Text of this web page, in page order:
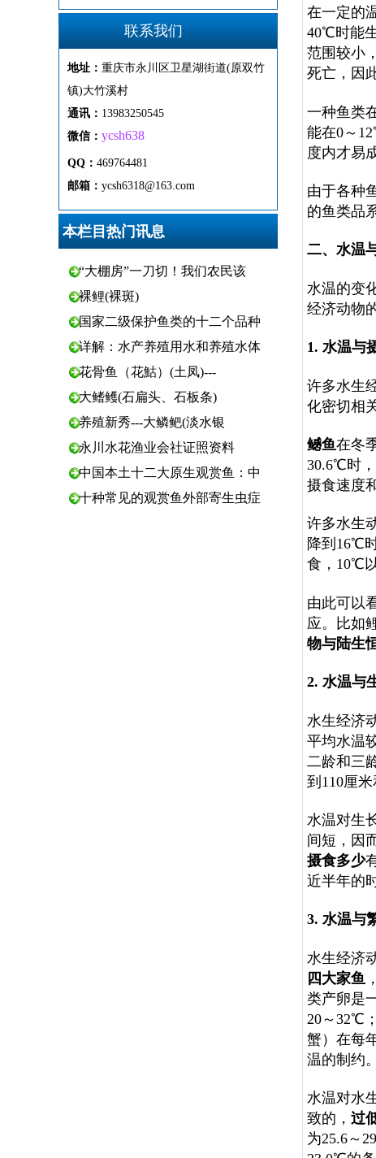
联系我们
地址： 重庆市永 川区卫星湖街道(原双竹
镇)大竹溪村
通讯 ： 13983250545
微信： ycsh638
QQ： 469764481
邮箱： ycsh6318@163.com
本栏目热门讯息
“大棚房”一刀切！我们农民该
裸鲤(裸斑)
国家二级保护鱼类的十二个品种
详解：水产养殖用水和养殖水体
花骨鱼（花鮕）(土凤)---
大鳍鳠(石扁头、石板条)
养殖新秀---大鳞鲃(淡水银
永川水花渔业会社证照资料
中国本土十二大原生观赏鱼：中
十种常见的观赏鱼外部寄生虫症
在一定的
40℃时能
范围较小
死亡，因
一种鱼类
能在0～
度内才易
由于各种
的鱼类品
二、水温
水温的变
经济动物
1. 水温与
许多水生
化密切相
鳡鱼在冬
30.6℃时，
摄食速度
许多水生
降到16℃
食，10℃
由此可以
应。比如
物与陆生
2. 水温与
水生经济
平均水温
二龄和三
到110厘
水温对生
间短，因
摄食多少
近半年的
3. 水温与
水生经济
四大家鱼
类产卵是
20～32℃；
蟹）在每
温的制约。
水温对水
致的， 过
为25.6～